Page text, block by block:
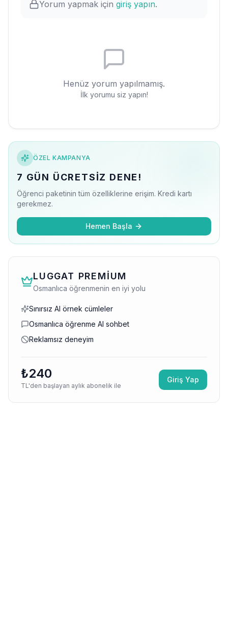
Yorum yapmak için giriş yapın.
Henüz yorum yapılmamış.
İlk yorumu siz yapın!
ÖZEL KAMPANYA
7 GÜN ÜCRETSIZ DENE!
Öğrenci paketinin tüm özelliklerine erişim. Kredi kartı
gerekmez.
Hemen Başla
LUGGAT PREMIUM
Osmanlıca öğrenmenin en iyi yolu
Sınırsız AI örnek cümleler
Osmanlıca öğrenme AI sohbet
Reklamsız deneyim
₺240
TL'den başlayan aylık abonelik ile
Giriş Yap